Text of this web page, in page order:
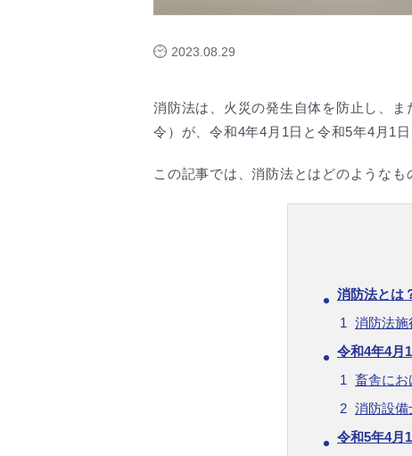
2023.08.29
消防法は、火災の発生自体を防止し、
令）が、令和4年4月1日と令和5年4月1日
この記事では、消防法とはどのような
消防法とは
消防法施
令和4年4月
畜舎にお
消防設備
令和5年4月